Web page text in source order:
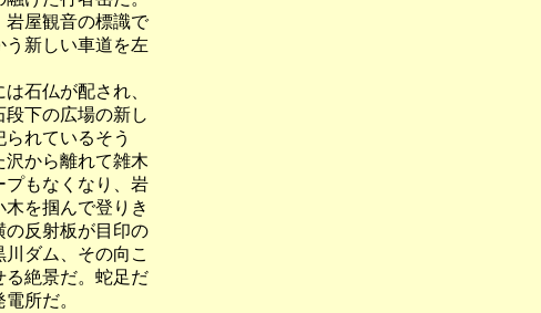
岩屋観音の標識で
う新しい車道を左
石仏が配され、
下の広場の新し
れているそう
から離れて雑木
プもなくなり、岩
を掴んで登りき
の反射板が目印の
ダム、その向こ
る絶景だ。蛇足だ
所だ。